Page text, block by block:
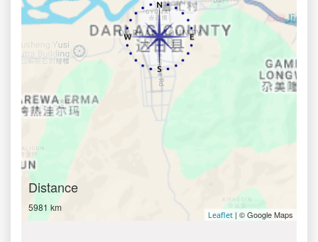
Distance
5981 km
Leaflet | © Google Maps